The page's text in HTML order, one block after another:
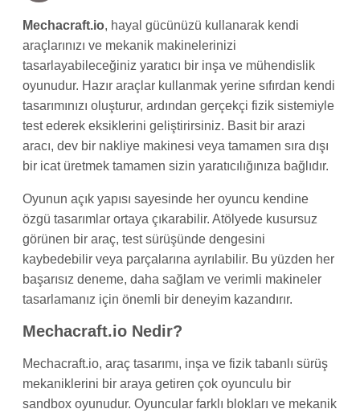
Mechacraft.io, hayal gücünüzü kullanarak kendi
araçlarınızı ve mekanik makinelerinizi
tasarlayabileceğiniz yaratıcı bir inşa ve mühendislik
oyunudur. Hazır araçlar kullanmak yerine sıfırdan kendi
tasarımınızı oluşturur, ardından gerçekçi fizik sistemiyle
test ederek eksiklerini geliştirirsiniz. Basit bir arazi
aracı, dev bir nakliye makinesi veya tamamen sıra dışı
bir icat üretmek tamamen sizin yaratıcılığınıza bağlıdır.
Oyunun açık yapısı sayesinde her oyuncu kendine
özgü tasarımlar ortaya çıkarabilir. Atölyede kusursuz
görünen bir araç, test sürüşünde dengesini
kaybedebilir veya parçalarına ayrılabilir. Bu yüzden her
başarısız deneme, daha sağlam ve verimli makineler
tasarlamanız için önemli bir deneyim kazandırır.
Mechacraft.io Nedir?
Mechacraft.io, araç tasarımı, inşa ve fizik tabanlı sürüş
mekaniklerini bir araya getiren çok oyunculu bir
sandbox oyunudur. Oyuncular farklı blokları ve mekanik